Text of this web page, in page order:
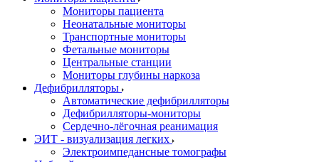
Мониторы пациента
Неонатальные мониторы
Транспортные мониторы
Фетальные мониторы
Центральные станции
Мониторы глубины наркоза
Дефибрилляторы
Автоматические дефибрилляторы
Дефибрилляторы-мониторы
Сердечно-лёгочная реанимация
ЭИТ - визуализация легких
Электроимпедансные томографы